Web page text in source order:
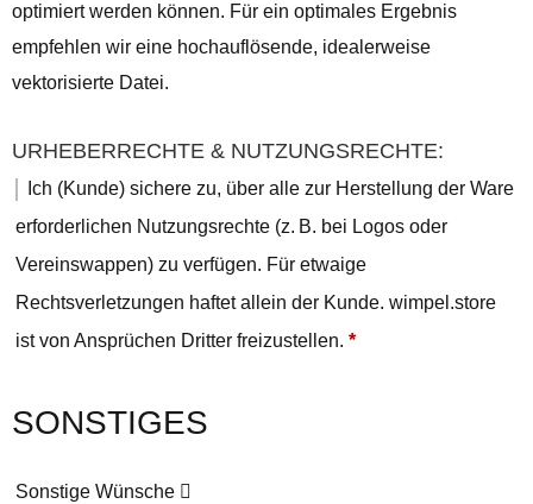
optimiert werden können. Für ein optimales Ergebnis
empfehlen wir eine hochauflösende, idealerweise
vektorisierte Datei.
URHEBERRECHTE & NUTZUNGSRECHTE:
Ich (Kunde) sichere zu, über alle zur Herstellung der Ware
erforderlichen Nutzungsrechte (z. B. bei Logos oder
Vereinswappen) zu verfügen. Für etwaige
Rechtsverletzungen haftet allein der Kunde. wimpel.store
ist von Ansprüchen Dritter freizustellen. *
SONSTIGES
Sonstige Wünsche